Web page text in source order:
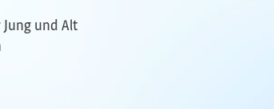
und Alt